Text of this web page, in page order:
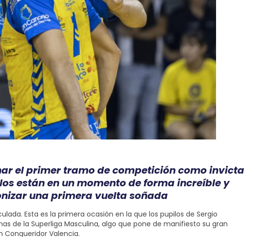
el primer tramo de competición como invicta
están en un momento de forma increíble y
una primera vuelta soñada
Esta es la primera ocasión en la que los pupilos de Sergio
de la Superliga Masculina, algo que pone de manifiesto su gran
Valencia.